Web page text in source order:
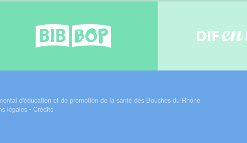
d'éducation et de promotion de la santé des Bouches-du-Rhône
légales •Crédits